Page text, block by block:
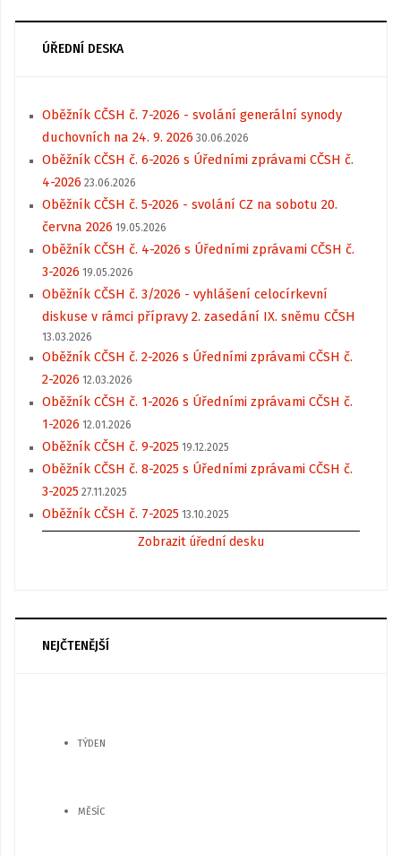
ÚŘEDNÍ DESKA
Oběžník CČSH č. 7-2026 - svolání generální synody
duchovních na 24. 9. 2026 30.06.2026
Oběžník CČSH č. 6-2026 s Úředními zprávami CČSH č.
4-2026 23.06.2026
Oběžník CČSH č. 5-2026 - svolání CZ na sobotu 20.
června 2026 19.05.2026
Oběžník CČSH č. 4-2026 s Úředními zprávami CČSH č.
3-2026 19.05.2026
Oběžník CČSH č. 3/2026 - vyhlášení celocírkevní
diskuse v rámci přípravy 2. zasedání IX. sněmu CČSH
13.03.2026
Oběžník CČSH č. 2-2026 s Úředními zprávami CČSH č.
2-2026 12.03.2026
Oběžník CČSH č. 1-2026 s Úředními zprávami CČSH č.
1-2026 12.01.2026
Oběžník CČSH č. 9-2025 19.12.2025
Oběžník CČSH č. 8-2025 s Úředními zprávami CČSH č.
3-2025 27.11.2025
Oběžník CČSH č. 7-2025 13.10.2025
Zobrazit úřední desku
NEJČTENĚJŠÍ
TÝDEN
MĚSÍC